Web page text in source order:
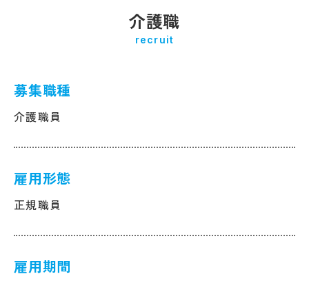
介護職
recruit
募集職種
介護職員
雇用形態
正規職員
雇用期間